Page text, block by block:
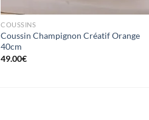
COUSSINS
Coussin Champignon Créatif Orange
40cm
49.00€